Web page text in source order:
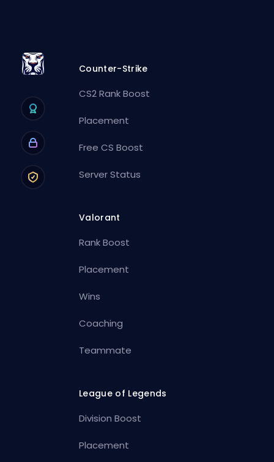
Counter-Strike
CS2 Rank Boost
Placement
Free CS Boost
Server Status
Valorant
Rank Boost
Placement
Wins
Coaching
Teammate
League of Legends
Division Boost
Placement